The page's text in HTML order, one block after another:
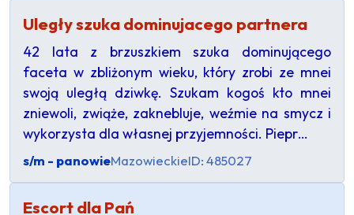
Uległy szuka dominujacego partnera
42 lata z brzuszkiem szuka dominującego
faceta w zbliżonym wieku, który zrobi ze mnei
swoją uległą dziwkę. Szukam kogoś kto mnei
zniewoli, zwiąże, zaknebluje, weźmie na smycz i
wykorzysta dla własnej przyjemności. Piepr…
s/m - panowieMazowieckieID: 485027
Escort dla Pań